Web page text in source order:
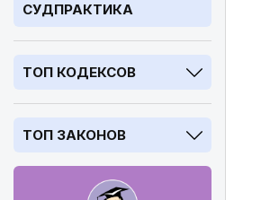
СУДПРАКТИКА
ТОП КОДЕКСОВ
ТОП ЗАКОНОВ